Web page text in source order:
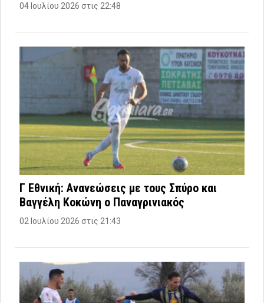
04 Ιουλίου 2026 στις 22:48
Γ Εθνική: Ανανεώσεις με τους Σπύρο και
Βαγγέλη Κοκώνη ο Παναγρινιακός
02 Ιουλίου 2026 στις 21:43